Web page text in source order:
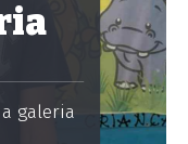
galeria